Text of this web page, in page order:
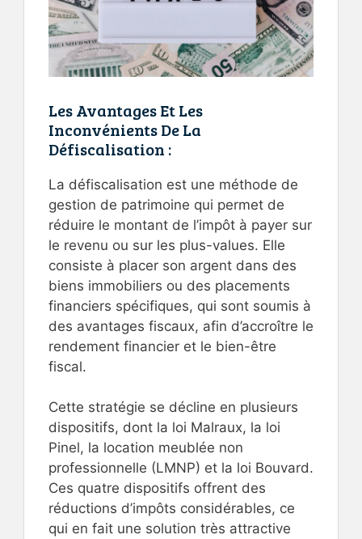
Les Avantages Et Les
Inconvénients De La
Défiscalisation :
La défiscalisation est une méthode de
gestion de patrimoine qui permet de
réduire le montant de l’impôt à payer sur
le revenu ou sur les plus-values. Elle
consiste à placer son argent dans des
biens immobiliers ou des placements
financiers spécifiques, qui sont soumis à
des avantages fiscaux, afin d’accroître le
rendement financier et le bien-être
fiscal.
Cette stratégie se décline en plusieurs
dispositifs, dont la loi Malraux, la loi
Pinel, la location meublée non
professionnelle (LMNP) et la loi Bouvard.
Ces quatre dispositifs offrent des
réductions d’impôts considérables, ce
qui en fait une solution très attractive